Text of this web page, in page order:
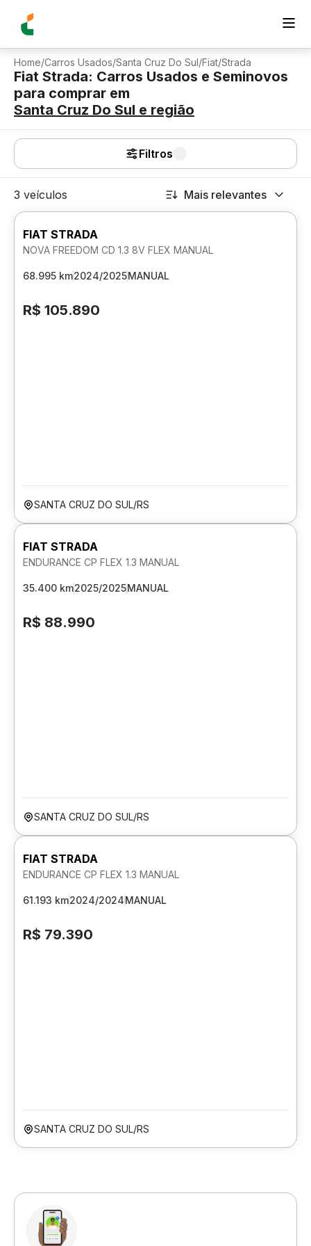
Home/Carros Usados/Santa Cruz Do Sul/Fiat/Strada
Fiat Strada: Carros Usados e Seminovos
para comprar em
Santa Cruz Do Sul e região
Filtros
3 veículos Mais relevantes
FIAT STRADA
NOVA FREEDOM CD 1.3 8V FLEX MANUAL
68.995 km2024/2025MANUAL
R$ 105.890
SANTA CRUZ DO SUL/RS
FIAT STRADA
ENDURANCE CP FLEX 1.3 MANUAL
35.400 km2025/2025MANUAL
R$ 88.990
SANTA CRUZ DO SUL/RS
FIAT STRADA
ENDURANCE CP FLEX 1.3 MANUAL
61.193 km2024/2024MANUAL
R$ 79.390
SANTA CRUZ DO SUL/RS